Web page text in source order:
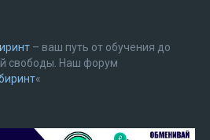
– ваш путь от обучения до
свободы. Наш форум
«